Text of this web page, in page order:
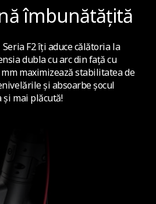
îmbunătățită
F2 îți aduce călătoria la
dubla cu arc din față cu
maximizează stabilitatea de
și absoarbe șocul
și mai plăcută!
fata, spate si lateral)